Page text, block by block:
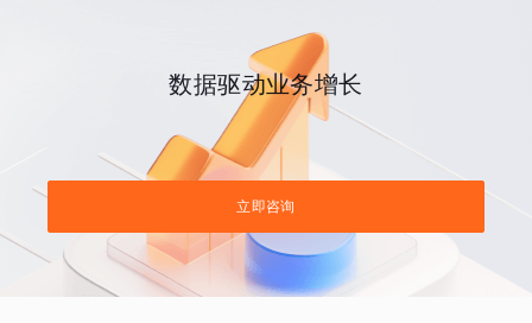
数据驱动业务增长
立即咨询